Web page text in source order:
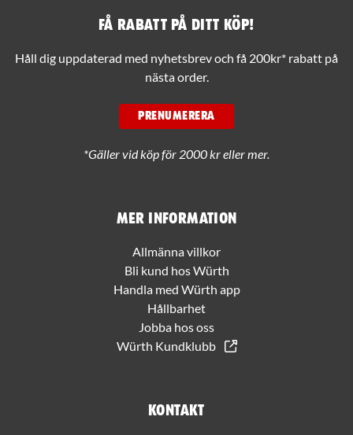
Mer information
Allmänna villkor
Bli kund hos Würth
Handla med Würth app
Hållbarhet
Jobba hos oss
Würth Kundklubb
Kontakt
Få rabatt på ditt köp!
Håll dig uppdaterad med nyhetsbrev och få 200kr* rabatt på
nästa order.
PRENUMERERA
*Gäller vid köp för 2000 kr eller mer.